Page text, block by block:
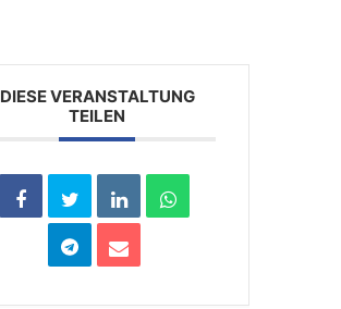
DIESE VERANSTALTUNG
TEILEN